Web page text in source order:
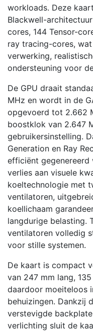
workloads. Deze
Blackwell-
cores, 144 Tensor-
ray tracing-cores,
verwerking,
ondersteuning voor
De GPU draait
MHz en wordt in de
opgevoerd tot 2.662
boostklok van 2.647
gebruikersinstelling.
Generation en Ray
efficiënt
verlies aan visuele
koeltechnologie met
ventilatoren,
koellichaam
langdurige belasting.
ventilatoren volledig
voor stille systemen.
De kaart is compact
van 247 mm lang,
daardoor moeiteloos
behuizingen. Dankzij
verstevigde
verlichting sluit de